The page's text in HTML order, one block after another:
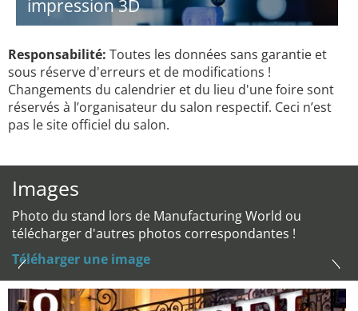
impression 3D
Responsabilité: Toutes les données sans garantie et
sous réserve d'erreurs et de modifications !
Changements du calendrier et du lieu d'une foire sont
réservés à l’organisateur du salon respectif. Ceci n’est
pas le site officiel du salon.
Images
Photo du stand lors de Manufacturing World ou
télécharger d'autres photos correspondantes !
Téléharger une image